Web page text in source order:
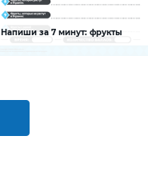
Напиши за 7 минут: фрукты